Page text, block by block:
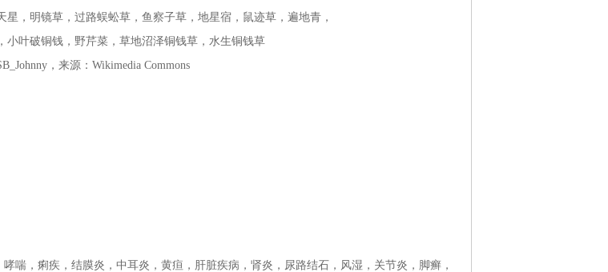
星，明镜草，过路蜈蚣草，鱼察子草，地星宿，鼠迹草，遍地青，
小叶破铜钱，野芹菜，草地沼泽铜钱草，水生铜钱草
，来源：Wikimedia Commons
喘，痢疾，结膜炎，中耳炎，黄疸，肝脏疾病，肾炎，尿路结石，风湿，关节炎，脚癣，